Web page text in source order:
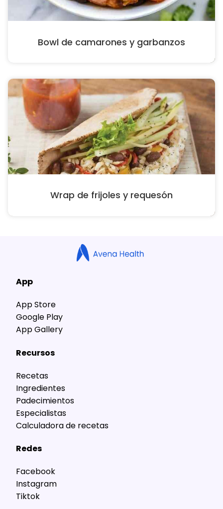
Bowl de camarones y garbanzos
Wrap de frijoles y requesón
App
App Store
Google Play
App Gallery
Recursos
Recetas
Ingredientes
Padecimientos
Especialistas
Calculadora de recetas
Redes
Facebook
Instagram
Tiktok